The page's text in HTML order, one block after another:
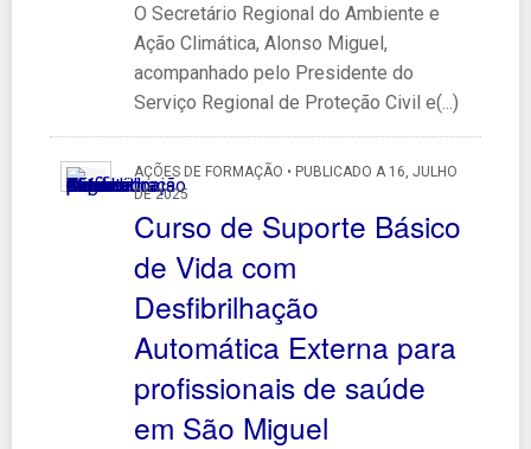
O Secretário Regional do Ambiente e
Ação Climática, Alonso Miguel,
acompanhado pelo Presidente do
Serviço Regional de Proteção Civil e(...)
AÇÕES DE FORMAÇÃO • PUBLICADO A 16, JULHO
DE 2025
Curso de Suporte Básico
de Vida com
Desfibrilhação
Automática Externa para
profissionais de saúde
em São Miguel